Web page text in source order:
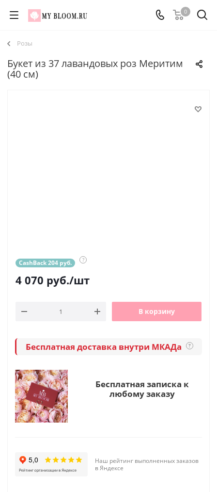
0
Розы
Букет из 37 лавандовых роз Меритим
(40 см)
CashBack 204 руб. ?
4 070 руб./шт
В корзину
Бесплатная доставка внутри МКАДа ?
Бесплатная записка к
любому заказу
Наш рейтинг выполненных заказов
в Яндексе